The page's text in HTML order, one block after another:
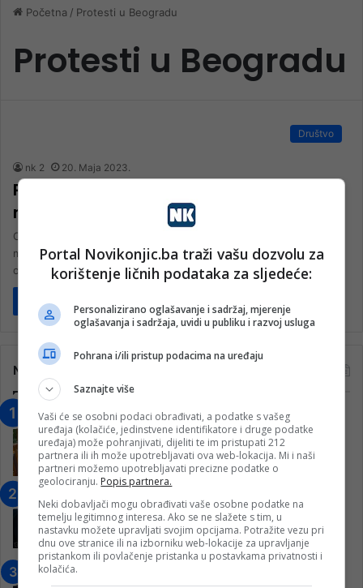
Početna / Protesti u Beogradu
Protesti u Beogradu
Društvo
nk 2 20. Maja 2023.
Protesti u Beogradu: Deseci hiljada ljudi
na ulicama tražili Vučićevu ostavku
Okupljanjem ispred Narodne skupštine u Beogradu počeo je treći
masovni protest “Srbija protiv nasilja” na kojem su se večeras
okupili…
Pročitaj više
Najčitanije
“Obrazovanje gradi BiH-Jovan Divjak“
– Konjic je u posljednje 22 godine imao
25 ​​stipendista
15. Februara 2023.
Konjičanke cvijećem i besplatnim
ulazom na utakmicu
7. Marta 2025.
Portal Novikonjic.ba traži vašu dozvolu za
korištenje ličnih podataka za sljedeće:
Personalizirano oglašavanje i sadržaj, mjerenje
oglašavanja i sadržaja, uvidi u publiku i razvoj usluga
Pohrana i/ili pristup podacima na uređaju
Saznajte više
Vaši će se osobni podaci obrađivati, a podatke s vašeg
uređaja (kolačiće, jedinstvene identifikatore i druge podatke
uređaja) može pohranjivati, dijeliti te im pristupati 212
partnera ili ih može upotrebljavati ova web-lokacija. Mi i naši
partneri možemo upotrebljavati precizne podatke o
geolociranju. Popis partnera.
Neki dobavljači mogu obrađivati vaše osobne podatke na
temelju legitimnog interesa. Ako se ne slažete s tim, u
nastavku možete upravljati svojim opcijama. Potražite vezu pri
dnu ove stranice ili na izborniku web-lokacije za upravljanje
pristankom ili povlačenje pristanka u postavkama privatnosti i
kolačića.